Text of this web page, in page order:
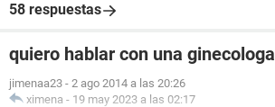
58 respuestas
quiero hablar con una ginecologa
jimenaa23 - 2 ago 2014 a las 20:26
ximena - 19 may 2023 a las 02:17